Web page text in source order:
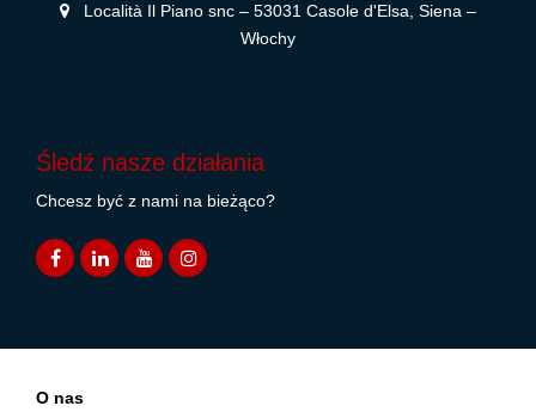
Località Il Piano snc – 53031 Casole d'Elsa, Siena –
Włochy
Śledź nasze działania
Chcesz być z nami na bieżąco?
O nas